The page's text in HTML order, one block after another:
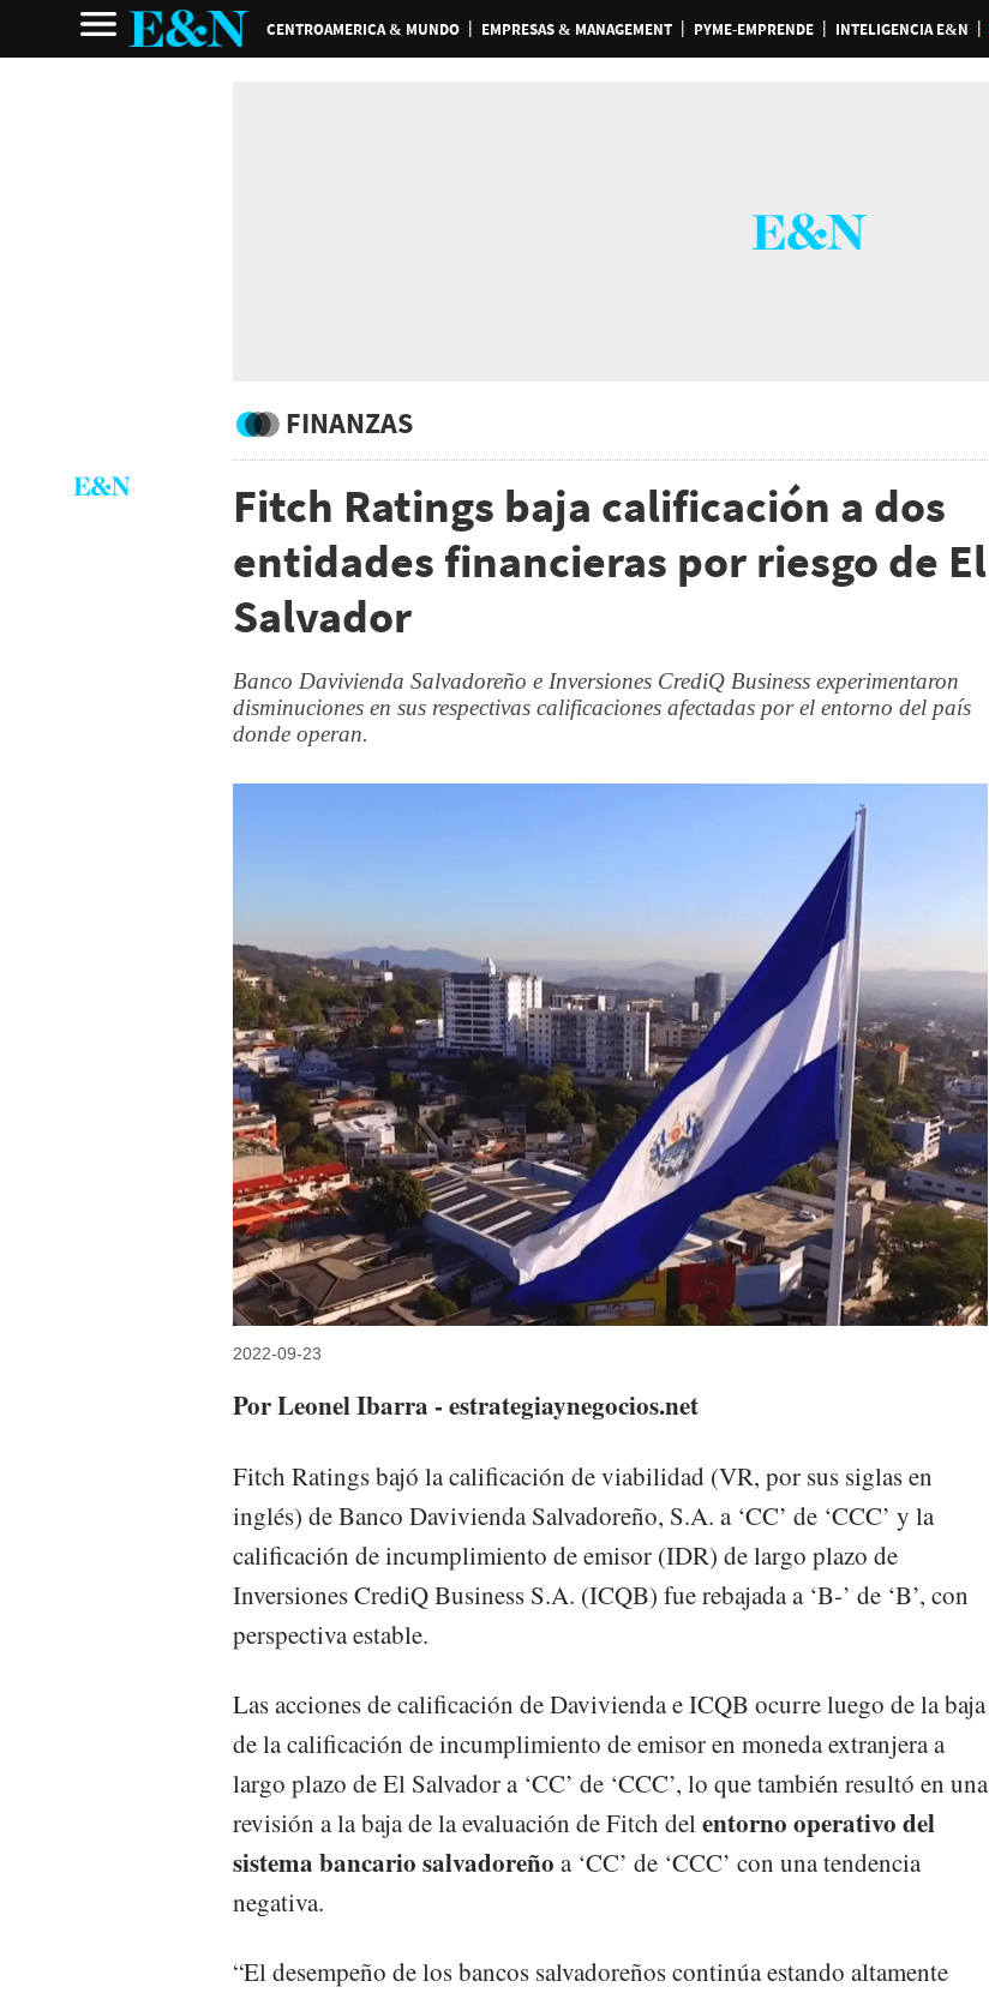
CENTROAMERICA & MUNDO EMPRESAS & MANAGEMENT PYME-EMPRENDE INTELIGENCIA E&N
FINANZAS
Fitch Ratings baja calificación a dos
entidades financieras por riesgo de El
Salvador
Banco Davivienda Salvadoreño e Inversiones CrediQ Business experimentaron
disminuciones en sus respectivas calificaciones afectadas por el entorno del país
donde operan.
2022-09-23
Por Leonel Ibarra - estrategiaynegocios.net
Fitch Ratings bajó la calificación de viabilidad (VR, por sus siglas en
inglés) de Banco Davivienda Salvadoreño, S.A. a ‘CC’ de ‘CCC’ y la
calificación de incumplimiento de emisor (IDR) de largo plazo de
Inversiones CrediQ Business S.A. (ICQB) fue rebajada a ‘B-’ de ‘B’, con
perspectiva estable.
Las acciones de calificación de Davivienda e ICQB ocurre luego de la baja
de la calificación de incumplimiento de emisor en moneda extranjera a
largo plazo de El Salvador a ‘CC’ de ‘CCC’, lo que también resultó en una
revisión a la baja de la evaluación de Fitch delentorno operativo del
sistema bancario salvadoreño a ‘CC’ de ‘CCC’ con una tendencia
negativa.
“El desempeño de los bancos salvadoreños continúa estando altamente